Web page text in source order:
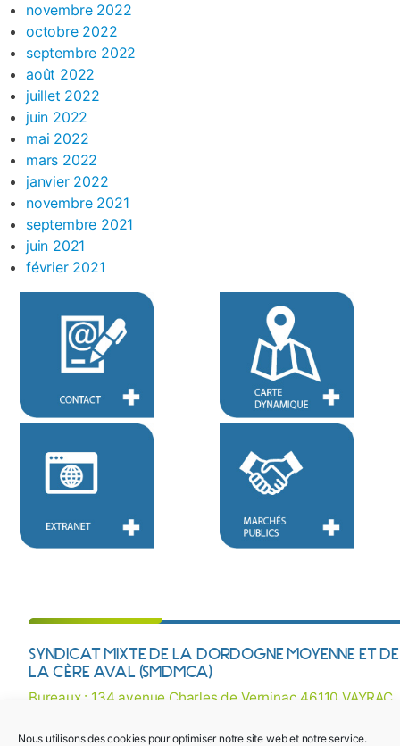
Nous utilisons des cookies pour optimiser notre site web et notre service.
novembre 2022
octobre 2022
septembre 2022
août 2022
juillet 2022
juin 2022
mai 2022
mars 2022
janvier 2022
novembre 2021
septembre 2021
juin 2021
février 2021
SYNDICAT MIXTE DE LA DORDOGNE MOYENNE ET DE
LA CÈRE AVAL (SMDMCA)
Bureaux : 134 avenue Charles de Verninac 46110 VAYRAC